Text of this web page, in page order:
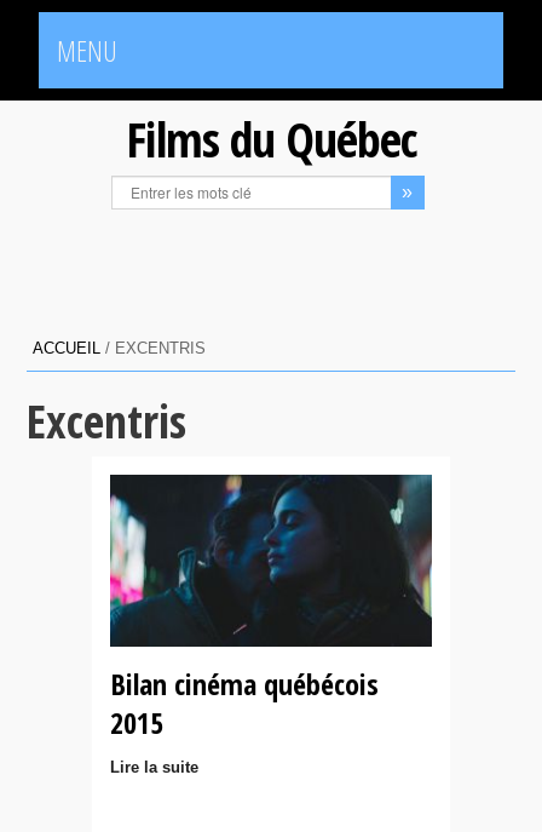
MENU
Films du Québec
ACCUEIL / EXCENTRIS
Excentris
Bilan cinéma québécois
2015
Lire la suite